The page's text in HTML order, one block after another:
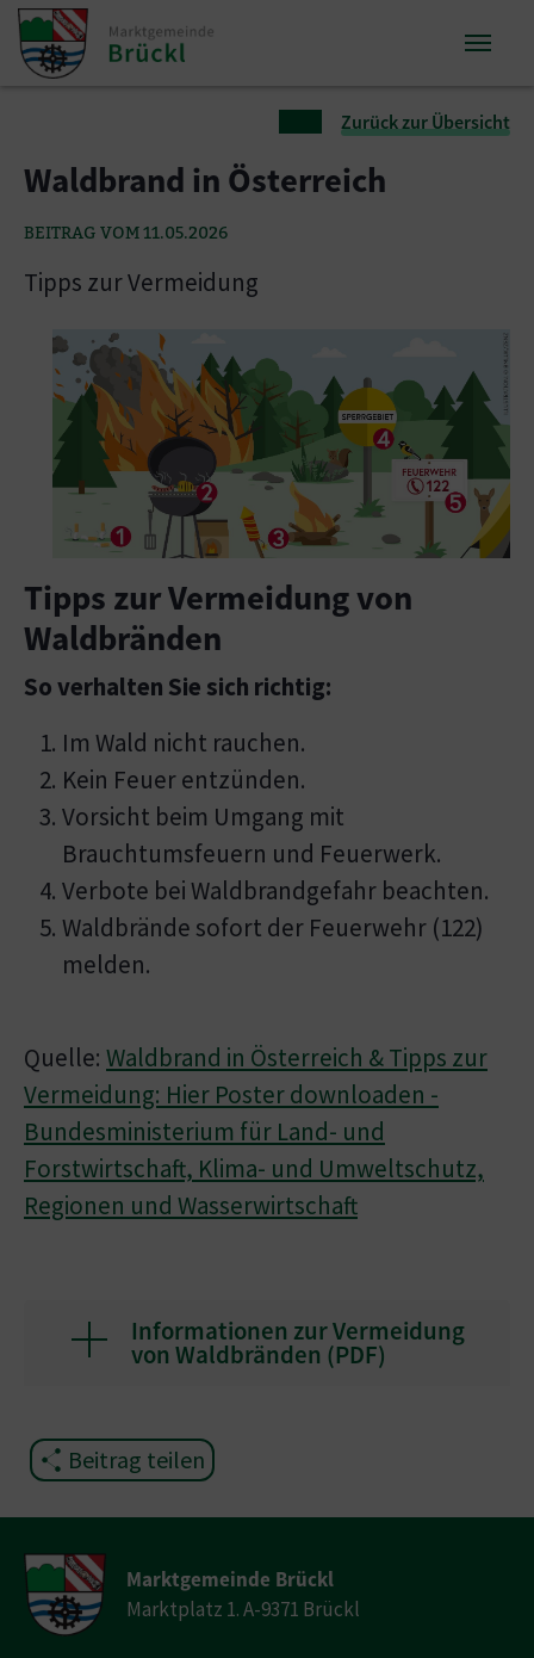
Zum Inhalt springen
Zum Seitenende springen
Zurück zur Übersicht
Waldbrand in Österreich
BEITRAG VOM 11.05.2026
Tipps zur Vermeidung
Tipps zur Vermeidung von
Waldbränden
So verhalten Sie sich richtig:
Im Wald nicht rauchen.
Kein Feuer entzünden.
Vorsicht beim Umgang mit
Brauchtumsfeuern und Feuerwerk.
Verbote bei Waldbrandgefahr beachten.
Waldbrände sofort der Feuerwehr (122)
melden.
Quelle: Waldbrand in Österreich & Tipps zur
Vermeidung: Hier Poster downloaden -
Bundesministerium für Land- und
Forstwirtschaft, Klima- und Umweltschutz,
Regionen und Wasserwirtschaft
Informationen zur Vermeidung
von Waldbränden (PDF)
Beitrag teilen
Marktgemeinde Brückl
Marktplatz 1. A-9371 Brückl